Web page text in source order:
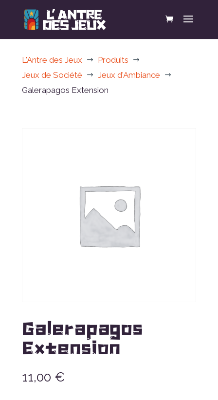
L'Antre des Jeux $ Produits $
Jeux de Société $ Jeux d'Ambiance $
Galerapagos Extension
Galerapagos
Extension
11,00 €